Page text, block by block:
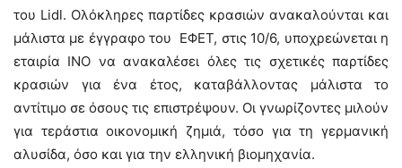
του Lidl. Ολόκληρες παρτίδες κρασιών ανακαλούνται και
μάλιστα με έγγραφο του ΕΦΕΤ, στις 10/6, υποχρεώνεται η
εταιρία ΙΝΟ να ανακαλέσει όλες τις σχετικές παρτίδες
κρασιών για ένα έτος, καταβάλλοντας μάλιστα το
αντίτιμο σε όσους τις επιστρέψουν. Οι γνωρίζοντες μιλούν
για τεράστια οικονομική ζημιά, τόσο για τη γερμανική
αλυσίδα, όσο και για την ελληνική βιομηχανία.